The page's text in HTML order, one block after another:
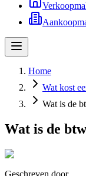
Home
Wat kost
Wat is de
Wat is de
Geschreven door